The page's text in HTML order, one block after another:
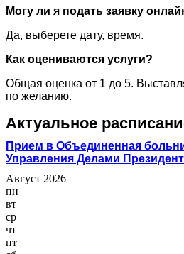
Могу ли я подать заявку
Да, выберете дату, время.
Как оцениваются услуги?
Общая оценка от 1 до 5.
по желанию.
Актуальное
Прием в Объединенная
Управления Делами
Август 2026
пн
вт
ср
чт
пт